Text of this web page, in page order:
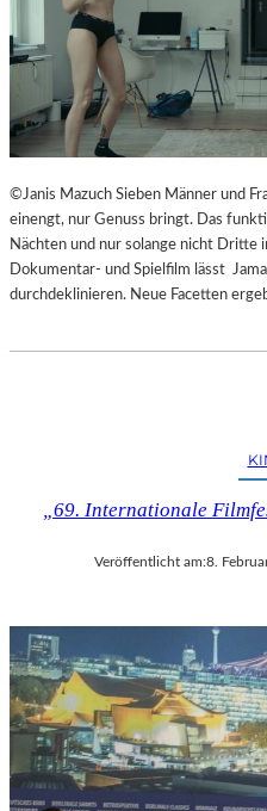
©Janis Mazuch Sieben Männer und
einengt, nur Genuss bringt. Das
Nächten und nur solange nicht Dritte
Dokumentar- und Spielfilm lässt
durchdeklinieren. Neue Facetten
„69. Internationale
Veröffentlicht am:8.